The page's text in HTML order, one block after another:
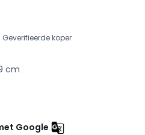
Geverifieerde koper
cm
Google